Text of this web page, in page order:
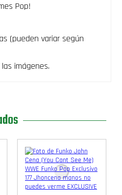
Pop!
(pueden variar según
imágenes.